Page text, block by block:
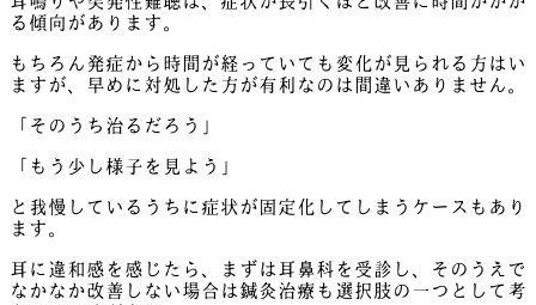
る傾向があります。
もちろん発症から時間が経っていても変化が見られる方はい
ますが、早めに対処した方が有利なのは間違いありません。
「そのうち治るだろう」
「もう少し様子を見よう」
と我慢しているうちに症状が固定化してしまうケースもあり
ます。
耳に違和感を感じたら、まずは耳鼻科を受診し、そのうえで
なかなか改善しない場合は鍼灸治療も選択肢の一つとして考